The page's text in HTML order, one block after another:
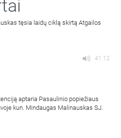
tęsia laidų ciklą skirtą Atgailos
41:12
aptaria Pasaulinio popiežiaus
kun. Mindaugas Malinauskas SJ.